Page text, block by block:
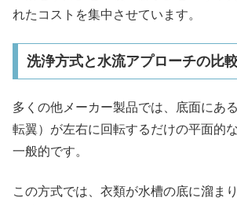
れたコストを集中させています。
洗浄方式と水流アプローチの比
多くの他メーカー製品では、底面にあ
転翼）が左右に回転するだけの平面的
一般的です。
この方式では、衣類が水槽の底に溜ま